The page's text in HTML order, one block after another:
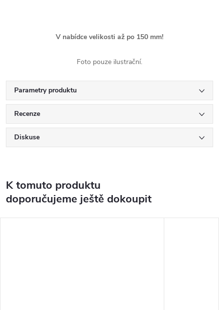
V nabídce velikosti až po 150 mm!
Foto pouze ilustrační.
Parametry produktu
Recenze
Diskuse
K tomuto produktu
doporučujeme ještě dokoupit